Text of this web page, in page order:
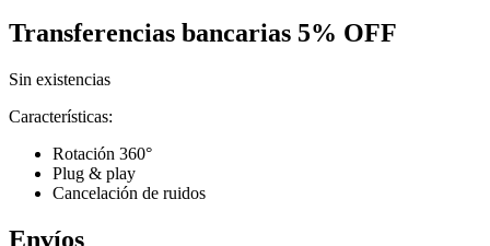
Transferencias bancarias 5% OFF
Sin existencias
Características:
Rotación 360°
Plug & play
Cancelación de ruidos
Envíos